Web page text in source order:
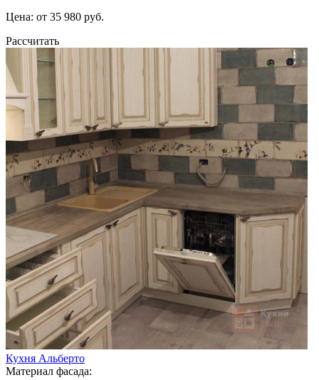
Цена: от 35 980 руб.
Рассчитать
Кухня Альберто
Материал фасада: